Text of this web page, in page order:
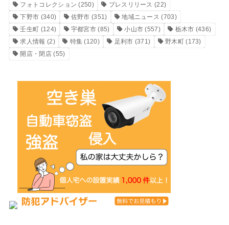
フォトコレクション (250) プレスリリース (22)
下野市 (340) 佐野市 (351) 地域ニュース (703)
壬生町 (124) 宇都宮市 (85) 小山市 (557) 栃木市 (436)
求人情報 (2) 特集 (120) 足利市 (371) 野木町(173)
開店・閉店(55)